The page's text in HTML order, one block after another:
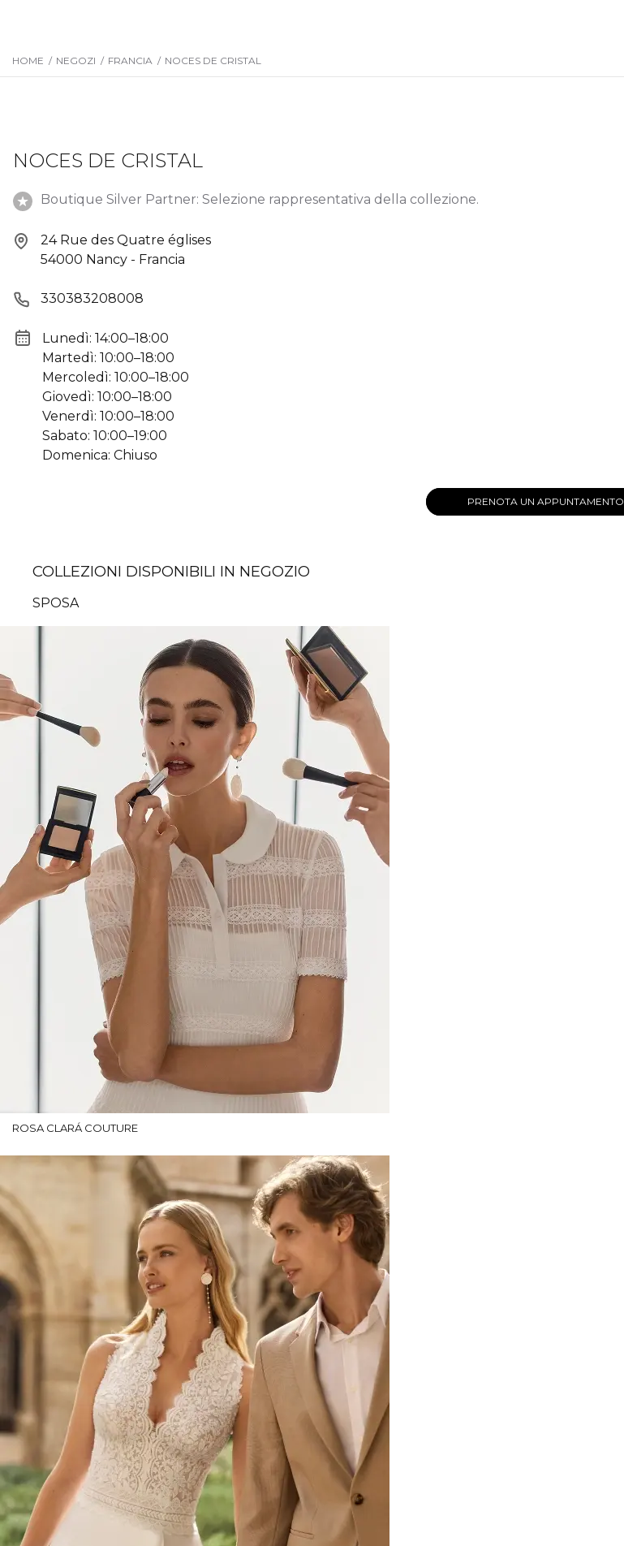
HOME / NEGOZI / FRANCIA / NOCES DE CRISTAL
NOCES DE CRISTAL
Boutique Silver Partner: Selezione rappresentativa della collezione.
24 Rue des Quatre églises
54000 Nancy - Francia
330383208008
Lunedì: 14:00–18:00
Martedì: 10:00–18:00
Mercoledì: 10:00–18:00
Giovedì: 10:00–18:00
Venerdì: 10:00–18:00
Sabato: 10:00–19:00
Domenica: Chiuso
PRENOTA UN APPUNTAMENTO
COLLEZIONI DISPONIBILI IN NEGOZIO
SPOSA
ROSA CLARÁ COUTURE